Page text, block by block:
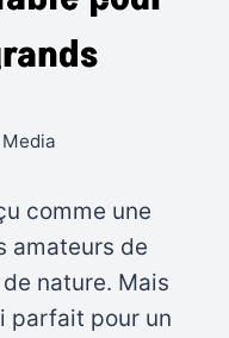
comme une
amateurs de
nature. Mais
parfait pour un